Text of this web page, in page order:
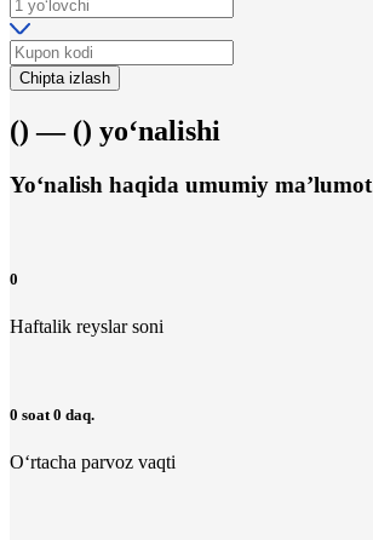
Chipta izlash
() — () yo‘nalishi
Yo‘nalish haqida umumiy ma’lumot
0
Haftalik reyslar soni
0 soat 0 daq.
O‘rtacha parvoz vaqti